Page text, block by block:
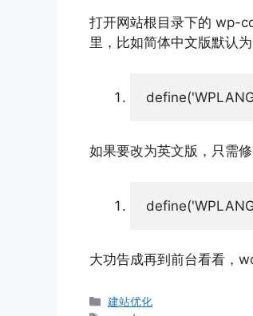
打开网站根目录下的 wp-
里，比如简体中文版默认为
define(
如果要改为英文版，只需修
define(
大功告成再到前台看看，
分
建站优化